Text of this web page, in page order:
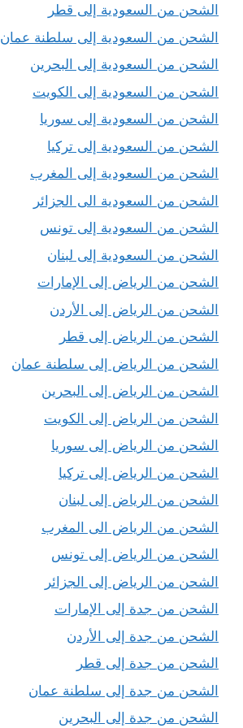
الشحن من السعودية إلى قطر
الشحن من السعودية إلى سلطنة عمان
الشحن من السعودية إلى البحرين
الشحن من السعودية إلى الكويت
الشحن من السعودية إلى سوريا
الشحن من السعودية إلى تركيا
الشحن من السعودية إلى المغرب
الشحن من السعودية الى الجزائر
الشحن من السعودية إلى تونس
الشحن من السعودية إلى لبنان
الشحن من الرياض إلى الإمارات
الشحن من الرياض إلى الأردن
الشحن من الرياض إلى قطر
الشحن من الرياض إلى سلطنة عمان
الشحن من الرياض إلى البحرين
الشحن من الرياض إلى الكويت
الشحن من الرياض إلى سوريا
الشحن من الرياض إلى تركيا
الشحن من الرياض إلى لبنان
الشحن من الرياض الى المغرب
الشحن من الرياض إلى تونس
الشحن من الرياض إلى الجزائر
الشحن من جدة إلى الإمارات
الشحن من جدة إلى الأردن
الشحن من جدة إلى قطر
الشحن من جدة إلى سلطنة عمان
الشحن من جدة إلى البحرين